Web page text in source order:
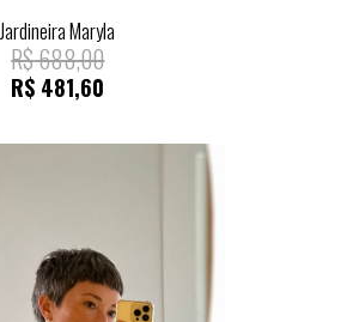
Jardineira Maryla
R$688,00
R$ 481,60